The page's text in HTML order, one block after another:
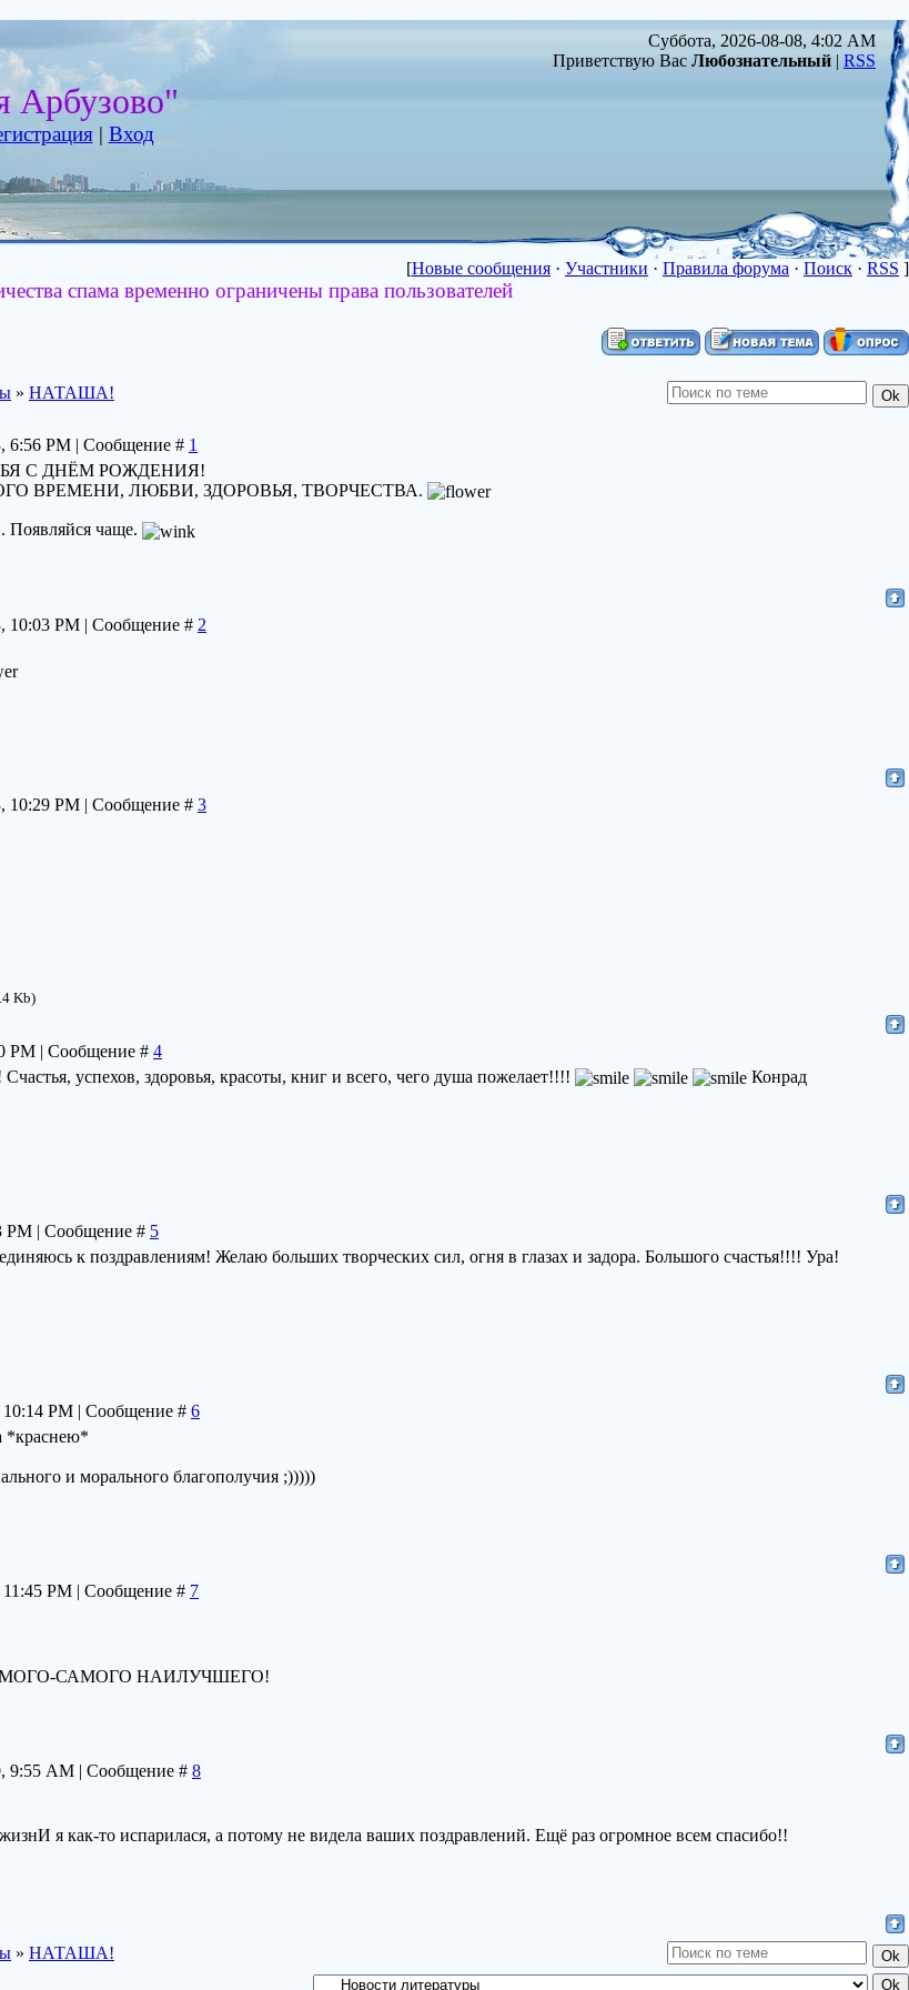
Арбузово"
| Вход
Суббота, 2026-08-08, 4:02 AM
Приветствую Вас Любознательный | RSS
[Новые сообщения · Участники · Правила форума · Поиск · RSS ]
спама временно ограничены права пользователей
» НАТАША!
6:56 PM | Сообщение # 1
С ДНЁМ РОЖДЕНИЯ!
ВРЕМЕНИ, ЛЮБВИ, ЗДОРОВЬЯ, ТВОРЧЕСТВА.
Появляйся чаще.
10:03 PM | Сообщение # 2
10:29 PM | Сообщение # 3
Kb)
PM | Сообщение # 4
успехов, здоровья, красоты, книг и всего, чего душа пожелает!!!! Конрад
PM | Сообщение # 5
к поздравлениям! Желаю больших творческих сил, огня в глазах и задора. Большого счастья!!!! Ура!
10:14 PM | Сообщение # 6
*краснею*
и морального благополучия ;)))))
11:45 PM | Сообщение # 7
САМОГО НАИЛУЧШЕГО!
9:55 AM | Сообщение # 8
я как-то испарилася, а потому не видела ваших поздравлений. Ещё раз огромное всем спасибо!!
» НАТАША!